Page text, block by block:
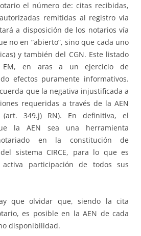
el número de: citas recibidas,
remitidas al registro vía
a disposición de los notarios vía
no en “abierto”, sino que cada uno
y también del CGN. Este listado
en aras a un ejercicio de
efectos puramente informativos.
que la negativa injustificada a
requeridas a través de la AEN
349.j) RN). En definitiva, el
la AEN sea una herramienta
en la constitución de
sistema CIRCE, para lo que es
participación de todos sus
que olvidar que, siendo la cita
es posible en la AEN de cada
disponibilidad.